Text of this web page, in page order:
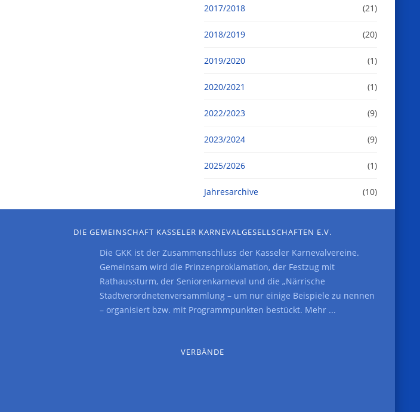
2017/2018 (21)
2018/2019 (20)
2019/2020 (1)
2020/2021 (1)
2022/2023 (9)
2023/2024 (9)
2025/2026 (1)
Jahresarchive (10)
DIE GEMEINSCHAFT KASSELER KARNEVALGESELLSCHAFTEN E.V.
Die GKK ist der Zusammenschluss der Kasseler Karnevalvereine.
Gemeinsam wird die Prinzenproklamation, der Festzug mit
Rathaussturm, der Seniorenkarneval und die „Närrische
Stadtverordnetenversammlung – um nur einige Beispiele zu nennen
– organisiert bzw. mit Programmpunkten bestückt. Mehr ...
VERBÄNDE